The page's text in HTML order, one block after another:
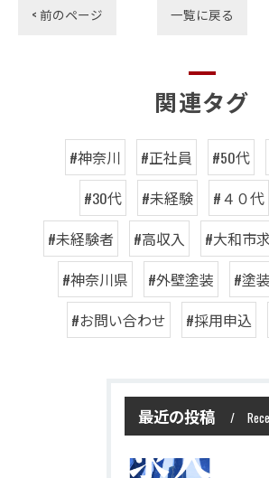
< 前のページ 一覧に戻る
関連タグ
#神奈川 #正社員 #50代
#30代
#未経験 #４０代
#未経験者
#高収入 #大和市
#神奈川県
#外壁塗装
#塗
#お問い合わせ
#採用申込
最近の投稿